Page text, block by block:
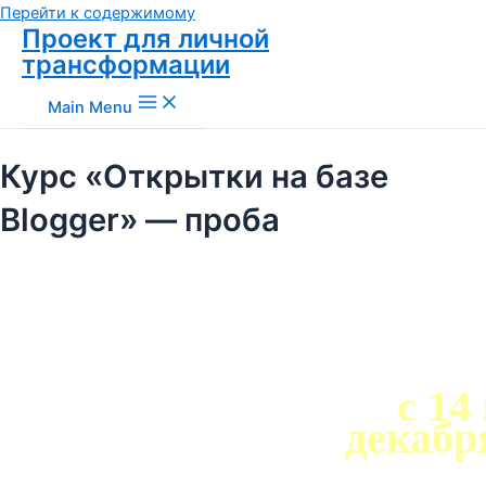
Перейти к содержимому
Проект для личной
трансформации
Main Menu
Курс «Открытки на базе
Blogger» — проба
с 14